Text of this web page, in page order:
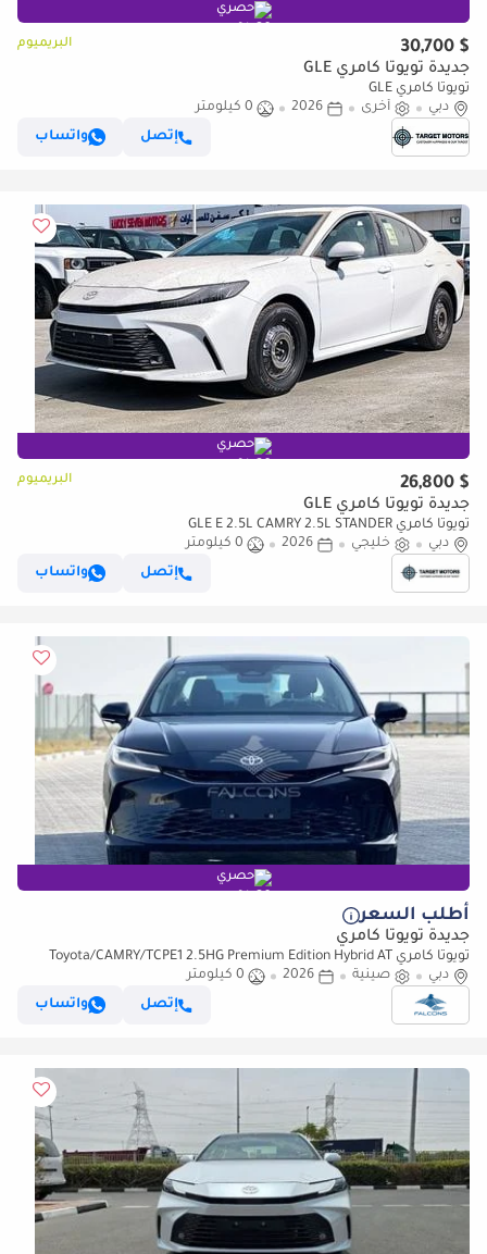
حصري
$ 30,700 البريميوم
جديدة تويوتا كامري GLE
تويوتا كامري GLE
دبي
أخرى 2026
0 كيلومتر
إتصل
واتساب
حصري
$ 26,800 البريميوم
جديدة تويوتا كامري GLE
تويوتا كامري GLE E 2.5L CAMRY 2.5L STANDER
دبي
خليجي 2026
0 كيلومتر
إتصل
واتساب
حصري
أطلب السعر
جديدة تويوتا كامري
تويوتا كامري Toyota/CAMRY/TCPE1 2.5HG Premium Edition Hybrid AT
دبي
صينية 2026
0 كيلومتر
إتصل
واتساب